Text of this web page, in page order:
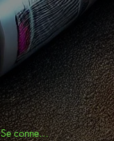
Se connecter